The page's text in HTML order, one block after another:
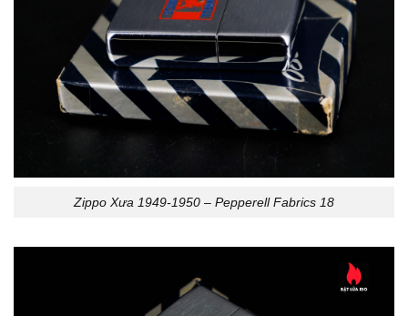
Zippo Xưa 1949-1950 – Pepperell Fabrics 18